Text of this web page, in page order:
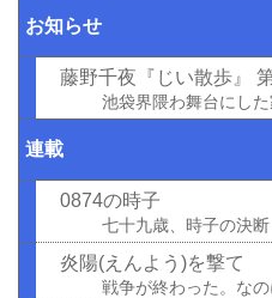
お知らせ
藤野千夜『じい散歩』
池袋界隈わ舞台にし
連載
0874の時子
七十九歳、時子の決断
炎陽(えんよう)を撃て
戦争が終わった。な